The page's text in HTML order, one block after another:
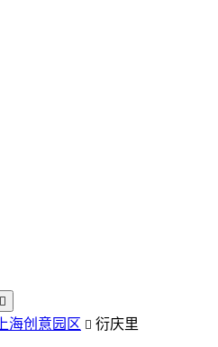

上海创意园区  衍庆里